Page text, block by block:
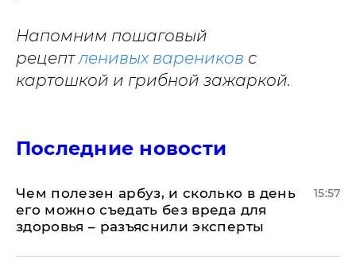
Напомним пошаговый
рецептленивых вареников с
картошкой и грибной зажаркой.
Последние новости
Чем полезен арбуз, и сколько в день
его можно съедать без вреда для
здоровья – разъяснили эксперты
15:57